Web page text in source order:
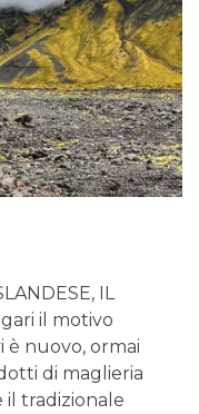
IL
il motivo
è nuovo, ormai
di maglieria
il tradizionale